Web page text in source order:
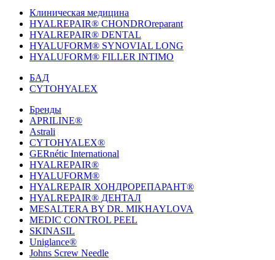
Клиническая медицина
HYALREPAIR® CHONDROreparant
HYALREPAIR® DENTAL
HYALUFORM® SYNOVIAL LONG
HYALUFORM® FILLER INTIMO
БАД
CYTOHYALEX
Бренды
APRILINE®
Astrali
CYTOHYALEX®
GERnétic International
HYALREPAIR®
HYALUFORM®
HYALREPAIR ХОНДРОРЕПАРАНТ®
HYALREPAIR® ДЕНТАЛ
MESALTERA BY DR. MIKHAYLOVA
MEDIC CONTROL PEEL
SKINASIL
Uniglance®
Johns Screw Needle